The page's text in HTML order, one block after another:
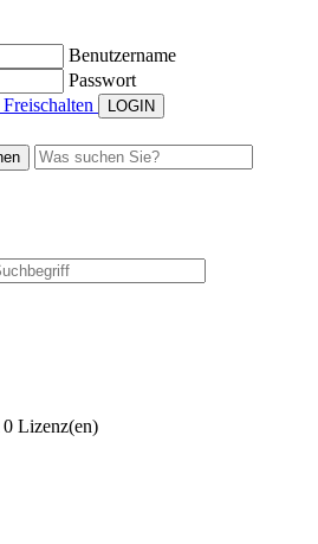
Benutzername
Passwort
Freischalten
0 Lizenz(en)